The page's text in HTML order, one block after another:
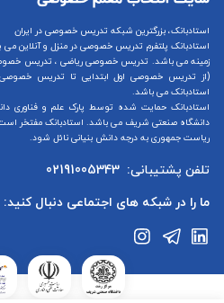
استادبانک، بزرگترین شبکه تدریس خصوصی در ایران
استادبانک پلتفرم تدریس خصوصی در منزل و آنلاین
زمینه می باشد. تدریس خصوصی ریاضی ، تدریس
(از تدریس خصوصی اول ابتدایی تا تدریس خصوصی
استادبانک می باشد.
استادبانک حمایت شده توسط پارک علم و فناوری
دانشگاه صنعتی شریف می باشد. استادبانک مفتخر است
ریاست جمهوری به درجه دانش بنیانی نائل شود.
تلفن پشتیبانی: 02191005343
ما را در شبکه های اجتماعی دنبال کنید: